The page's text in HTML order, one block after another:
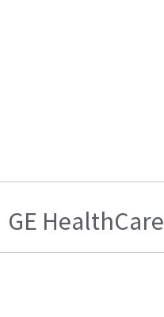
GE HealthCare